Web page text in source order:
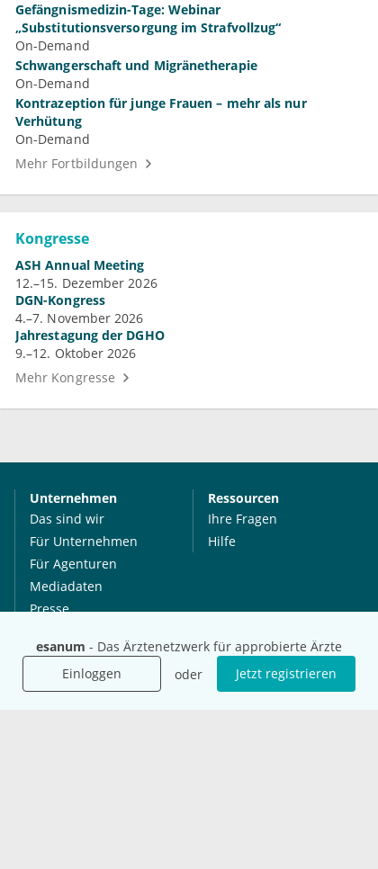
esanum - Das Ärztenetzwerk für approbierte Ärzte
Einloggen
oder Jetzt registrieren
Gefängnismedizin-Tage: Webinar
„Substitutionsversorgung im Strafvollzug“
On-Demand
Schwangerschaft und Migränetherapie
On-Demand
Kontrazeption für junge Frauen – mehr als nur
Verhütung
On-Demand
Mehr Fortbildungen
Kongresse
ASH Annual Meeting
12.–15. Dezember 2026
DGN-Kongress
4.–7. November 2026
Jahrestagung der DGHO
9.–12. Oktober 2026
Mehr Kongresse
Unternehmen
Das sind wir
Für Unternehmen
Für Agenturen
Mediadaten
Presse
Jobs
Ressourcen
Ihre Fragen
Hilfe